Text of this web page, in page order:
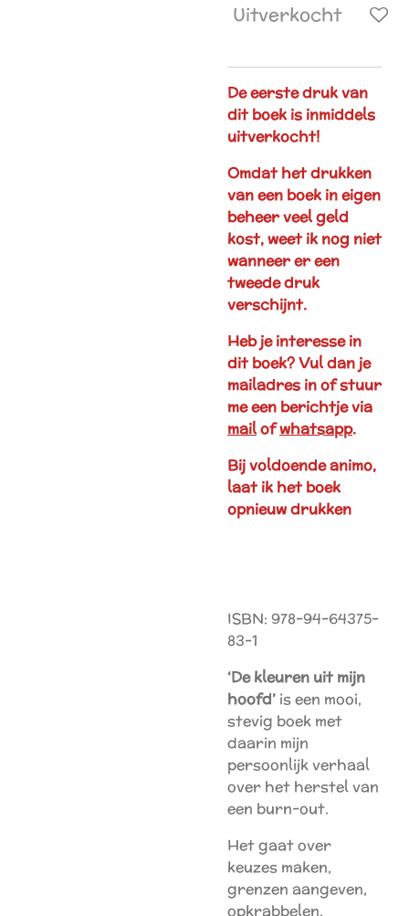
Uitverkocht
De eerste druk van
dit boek is inmiddels
uitverkocht!
Omdat het drukken
van een boek in eigen
beheer veel geld
kost, weet ik nog niet
wanneer er een
tweede druk
verschijnt.
Heb je interesse in
dit boek? Vul dan je
mailadres in of stuur
me een berichtje via
mailofwhatsapp.
Bij voldoende animo,
laat ik het boek
opnieuw drukken
ISBN: 978-94-64375-
83-1
‘De kleuren uit mijn
hoofd’ is een mooi,
stevig boek met
daarin mijn
persoonlijk verhaal
over het herstel van
een burn-out.
Het gaat over
keuzes maken,
grenzen aangeven,
opkrabbelen,